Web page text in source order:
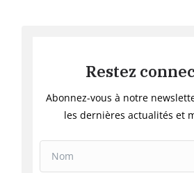
Restez
Abonnez-vous à notre
les dernières actualités et